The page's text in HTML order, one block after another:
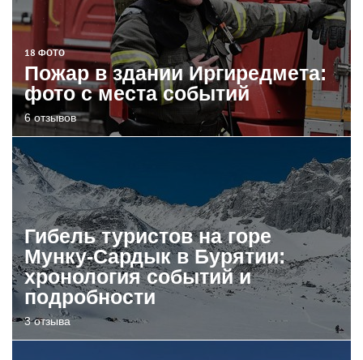
18 ФОТО
Пожар в здании Иргиредмета:
фото с места событий
6 отзывов
Гибель туристов на горе
Мунку-Сардык в Бурятии:
хронология событий и
подробности
3 отзыва